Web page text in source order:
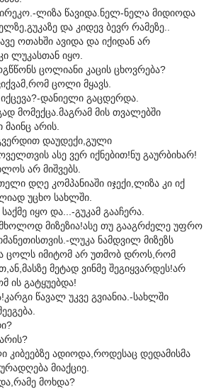
ლიზა წავიდა.ნელ-ნელა მიდიოდა
და კიდევ ბევრ რამეზე..
ოთახში ავიდა და იქიდან არ
ლუკასთან იყო.
ცოლიანი კაცის ცხოვრება?
ცოლი მყავს.
დანიელი გაცდერდა.
მომექცა.მაგრამ მის თვალებში
არის.
დაუდექი,გული
ასე ვერ იქნებით!ნუ გაურბიხარ!
არ მიშვებს.
დღე კომპანიაში იჯექი,ლიზა კი იქ
უცხო სახლში.
იყო და...-გუკამ გააჩერა.
მხოლოდ მიზეზია!ასე თუ გააგრძელე უფრო
ლუკა ნამდვილ მიზეზს
ცოლს იმიტომ არ უთმობ დროს,რომ
მეტად ვინმე შეგიყვარდეს!არ
ის გატყუებდა!
წავალ უკვე გვიანია.-სახლში
კიბეებზე ადიოდა,როდესაც დედამისმა
მიაქციე.
მოხდა?